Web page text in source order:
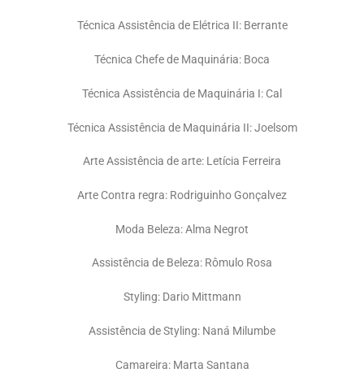
Técnica Assistência de Elétrica II: Berrante
Técnica Chefe de Maquinária: Boca
Técnica Assistência de Maquinária I: Cal
Técnica Assistência de Maquinária II: Joelsom
Arte Assistência de arte: Letícia Ferreira
Arte Contra regra: Rodriguinho Gonçalvez
Moda Beleza: Alma Negrot
Assistência de Beleza: Rômulo Rosa
Styling: Dario Mittmann
Assistência de Styling: Naná Milumbe
Camareira: Marta Santana